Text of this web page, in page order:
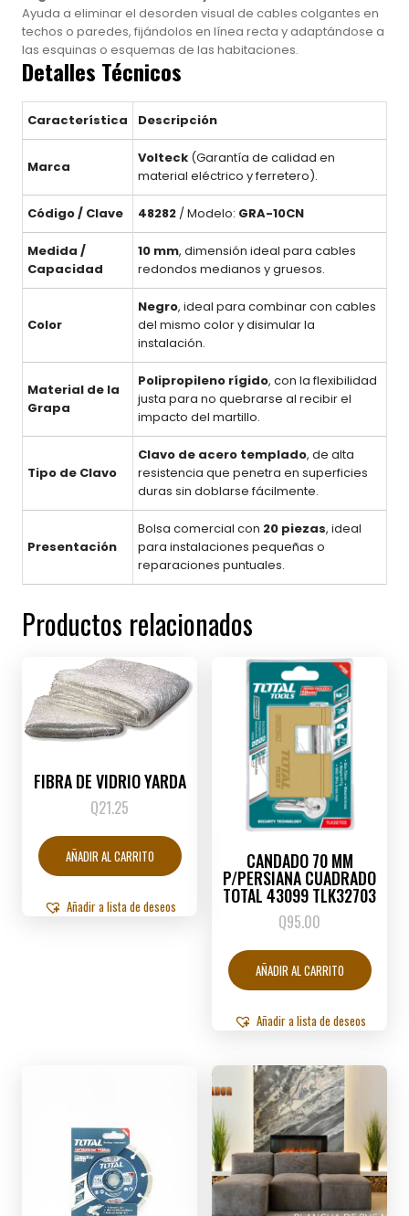
Ayuda a eliminar el desorden visual de cables colgantes en
techos o paredes, fijándolos en línea recta y adaptándose a
las esquinas o esquemas de las habitaciones.
Detalles Técnicos
Característica Descripción
Marca
Volteck (Garantía de calidad en
material eléctrico y ferretero).
Código / Clave 48282 / Modelo: GRA-10CN
Medida /
Capacidad
10 mm, dimensión ideal para cables
redondos medianos y gruesos.
Color
Negro, ideal para combinar con cables
del mismo color y disimular la
instalación.
Material de la
Grapa
Polipropileno rígido, con la flexibilidad
justa para no quebrarse al recibir el
impacto del martillo.
Tipo de Clavo
Clavo de acero templado, de alta
resistencia que penetra en superficies
duras sin doblarse fácilmente.
Presentación
Bolsa comercial con 20 piezas, ideal
para instalaciones pequeñas o
reparaciones puntuales.
Productos relacionados
FIBRA DE VIDRIO YARDA
Q21.25
AÑADIR AL CARRITO
Añadir a lista de deseos
CANDADO 70 MM
P/PERSIANA CUADRADO
TOTAL 43099 TLK32703
Q95.00
AÑADIR AL CARRITO
Añadir a lista de deseos